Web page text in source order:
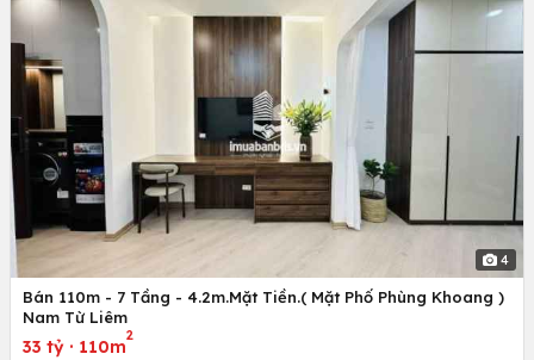
4
Bán 110m - 7 Tầng - 4.2m.Mặt Tiền.( Mặt Phố Phùng Khoang )
Nam Từ Liêm
33 tỷ · 110m
2